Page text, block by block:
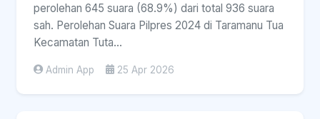
perolehan 645 suara (68.9%) dari total 936 suara
sah. Perolehan Suara Pilpres 2024 di Taramanu Tua
Kecamatan Tuta...
Admin App 25 Apr 2026